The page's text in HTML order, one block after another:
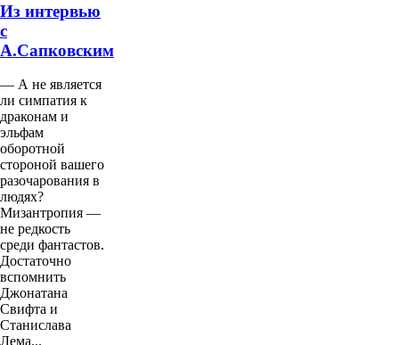
Из интервью
с
А.Сапковским
— А не является
ли симпатия к
драконам и
эльфам
оборотной
стороной вашего
разочарования в
людях?
Мизантропия —
не редкость
среди фантастов.
Достаточно
вспомнить
Джонатана
Свифта и
Станислава
Лема...